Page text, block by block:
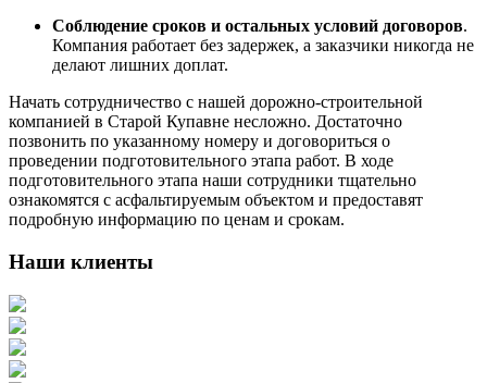
Соблюдение сроков и остальных условий договоров.
Компания работает без задержек, а заказчики никогда не
делают лишних доплат.
Начать сотрудничество с нашей дорожно-строительной
компанией в Старой Купавне несложно. Достаточно
позвонить по указанному номеру и договориться о
проведении подготовительного этапа работ. В ходе
подготовительного этапа наши сотрудники тщательно
ознакомятся с асфальтируемым объектом и предоставят
подробную информацию по ценам и срокам.
Наши клиенты